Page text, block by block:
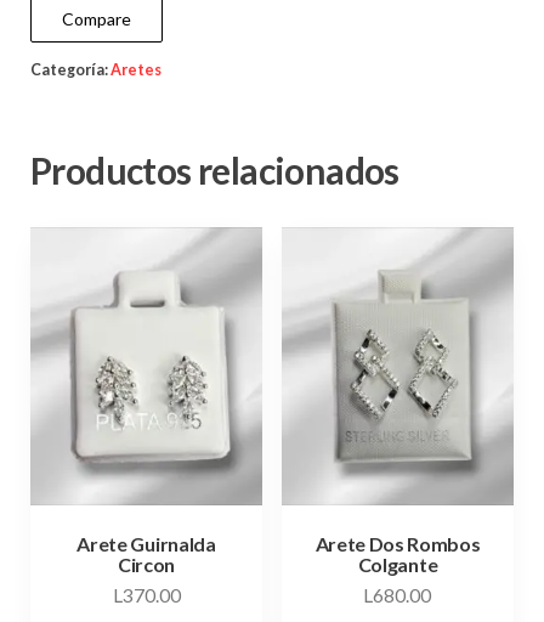
Compare
Categoría:Aretes
Productos relacionados
Arete Guirnalda
Circon
L370.00
Arete Dos Rombos
Colgante
L680.00